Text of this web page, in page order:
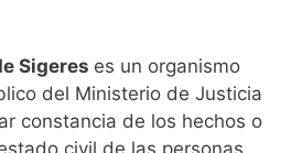
Sigeres es un organismo
del Ministerio de Justicia
constancia de los hechos o
civil de las personas